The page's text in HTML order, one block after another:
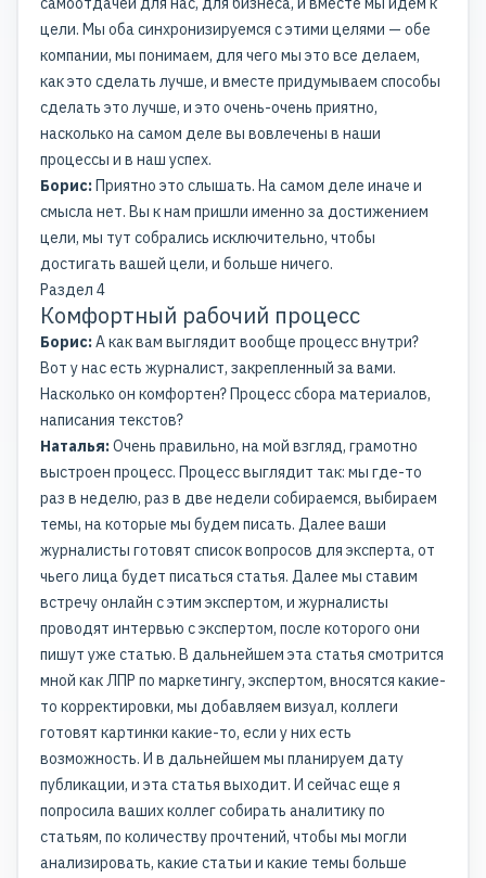
цели. Мы оба синхронизируемся с этими целями — обе
компании, мы понимаем, для чего мы это все делаем,
как это сделать лучше, и вместе придумываем способы
сделать это лучше, и это очень-очень приятно,
насколько на самом деле вы вовлечены в наши
процессы и в наш успех.
Борис: Приятно это слышать. На самом деле иначе и
смысла нет. Вы к нам пришли именно за достижением
цели, мы тут собрались исключительно, чтобы
достигать вашей цели, и больше ничего.
Раздел 4
Комфортный рабочий процесс
Борис:А как вам выглядит вообще процесс внутри?
Вот у нас есть журналист, закрепленный за вами.
Насколько он комфортен? Процесс сбора материалов,
написания текстов?
Наталья:Очень правильно, на мой взгляд, грамотно
выстроен процесс. Процесс выглядит так: мы где-то
раз в неделю, раз в две недели собираемся, выбираем
темы, на которые мы будем писать. Далее ваши
журналисты готовят список вопросов для эксперта, от
чьего лица будет писаться статья. Далее мы ставим
встречу онлайн с этим экспертом, и журналисты
проводят интервью с экспертом, после которого они
пишут уже статью. В дальнейшем эта статья смотрится
мной как ЛПР по маркетингу, экспертом, вносятся какие-
то корректировки, мы добавляем визуал, коллеги
готовят картинки какие-то, если у них есть
возможность. И в дальнейшем мы планируем дату
публикации, и эта статья выходит. И сейчас еще я
попросила ваших коллег собирать аналитику по
статьям, по количеству прочтений, чтобы мы могли
анализировать, какие статьи и какие темы больше